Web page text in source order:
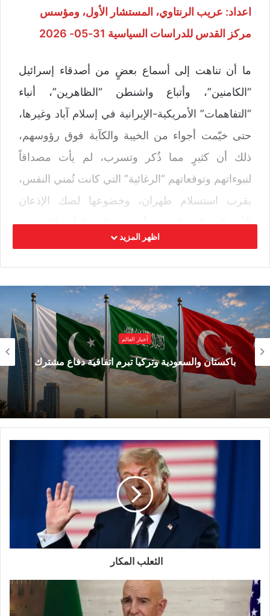
اعداد: عريب الرنتاوي، المستشار الأول، ومؤسس
مركز القدس للدراسات السياسية 31-05- 2026
ما أن تناهت إلى أسماع بعضٍ من أصدقاء إسرائيل
“الكامنين”، وأتباع واشنطن “الظاهرين”، أنباء
“التفاهمات” الأمريكية-الإيرانية في إسلام آباد وغيرها،
حتى خيّمت أجواء من الخيبة والكآبة فوق رؤوسهم،
ذلك أن كثيرٍ مما ذُكر وتسرب، لم يأت مصداقاً
لنبوءاتهم وتوقعاتهم “الرغائية” التي كانت تُمني النفس،
بقرب استسلام طهران، وخضوعها لصك الإذعان
الأمريكي، كيف لا، وهم أنفسهم الذي “بشّروا” بهزيمة
إيران الماحقة، حتى قبل بدء الحرب في الثامن
والعشرين من فبراير الفائت، وما أن بدأت الأساطيل
بالاحتشاد، والقواعد بالامتلاء، طائرات وصواريخ
ودفاعات جوية.
لم تأت ردود أفعالهم على الشاكلة ذاتها، لكن خيطاً
سميكاً من الإحساس بالخيبة والخذلان، جمع هؤلاء من
مختلف المشارب، لكأن على رؤوسهم الطير، فليس
هذا ما تمنوه وانتظروه طويلاً، وهم الذين سخروا من
كل ما كان يقال عن فائض الإرادة والقدرة على الصبر
والصمود، وإجادة الحروب غير المتماثلة، التي توفرت
عليها طهران، وبعد خبرة خمسة عقود من مقاومة
الحروب والعقوبات والحصارات، والاعتماد على الذات.
محبطون
يمكن وصف غالبية هؤلاء بالمحبطين، وهذه الفئة
العريضة، تشتمل على حكومات ومنظمات وأحزاب
وشخصيات، محللين و”استراتيجيين”…منشأ الإحباط
اظهر المزيد
أخبار العالم
باكستان والسعودية وتركيا تبرم اتفاقية دفاع مشترك
الثعلب المكار